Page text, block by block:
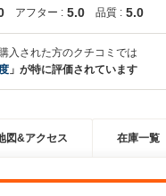
アフター : 5.0 品質 : 5.0
入された方のクチコミでは
」が特に評価されています
図&アクセス 在庫一覧